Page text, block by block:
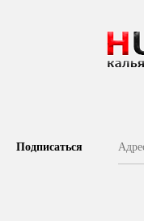
Подписаться